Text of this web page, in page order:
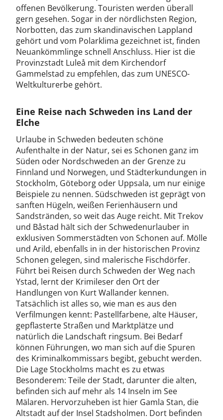
offenen Bevölkerung. Touristen werden überall
gern gesehen. Sogar in der nördlichsten Region,
Norbotten, das zum skandinavischen Lappland
gehört und vom Polarklima gezeichnet ist, finden
Neuankömmlinge schnell Anschluss. Hier ist die
Provinzstadt Luleå mit dem Kirchendorf
Gammelstad zu empfehlen, das zum UNESCO-
Weltkulturerbe gehört.
Eine Reise nach Schweden ins Land der
Elche
Urlaube in Schweden bedeuten schöne
Aufenthalte in der Natur, sei es Schonen ganz im
Süden oder Nordschweden an der Grenze zu
Finnland und Norwegen, und Städterkundungen in
Stockholm, Göteborg oder Uppsala, um nur einige
Beispiele zu nennen. Südschweden ist geprägt von
sanften Hügeln, weißen Ferienhäusern und
Sandstränden, so weit das Auge reicht. Mit Trekov
und Båstad hält sich der Schwedenurlauber in
exklusiven Sommerstädten von Schonen auf. Mölle
und Arild, ebenfalls in in der historischen Provinz
Schonen gelegen, sind malerische Fischdörfer.
Führt bei Reisen durch Schweden der Weg nach
Ystad, lernt der Krimileser den Ort der
Handlungen von Kurt Wallander kennen.
Tatsächlich ist alles so, wie man es aus den
Verfilmungen kennt: Pastellfarbene, alte Häuser,
gepflasterte Straßen und Marktplätze und
natürlich die Landschaft ringsum. Bei Bedarf
können Führungen, wo man sich auf die Spuren
des Kriminalkommissars begibt, gebucht werden.
Die Lage Stockholms macht es zu etwas
Besonderem: Teile der Stadt, darunter die alten,
befinden sich auf mehr als 14 Inseln im See
Mälaren. Hervorzuheben ist hier Gamla Stan, die
Altstadt auf der Insel Stadsholmen. Dort befinden